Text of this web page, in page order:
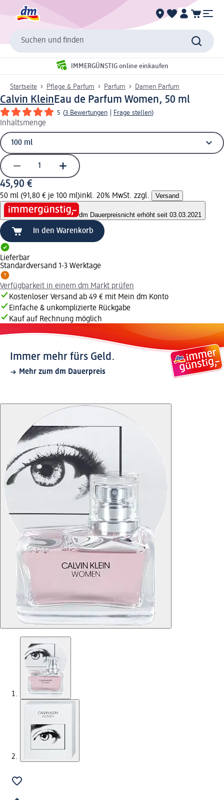
Suchen und finden
IMMERGÜNSTIG online einkaufen
Startseite Pflege & Parfum Parfum Damen Parfum
Calvin KleinEau de Parfum Women, 50 ml
5 (3 Bewertungen Frage stellen)
Inhaltsmenge
45,90 €
50 ml (91,80 € je 100 ml)inkl. 20% MwSt. zzgl. Versand
dm Dauerpreisnicht erhöht seit 03.03.2021
In den Warenkorb
Lieferbar
Standardversand 1-3 Werktage
Verfügbarkeit in einem dm Markt prüfen
Kostenloser Versand ab 49 € mit Mein dm Konto
Einfache & unkomplizierte Rückgabe
Kauf auf Rechnung möglich
Immer mehr fürs Geld.
Mehr zum dm Dauerpreis